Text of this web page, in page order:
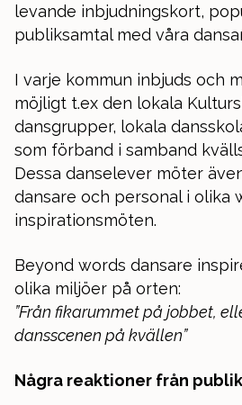
levande inbjudningskort,
publiksamtal med våra
I varje kommun inbjuds och
möjligt t.ex den lokala
dansgrupper, lokala
som förband i samband
Dessa danselever möter
dansare och personal i olika
inspirationsmöten.
Beyond words dansare
olika miljöer på orten:
”Från fikarummet på jobbet,
dansscenen på kvällen”
Några reaktioner från